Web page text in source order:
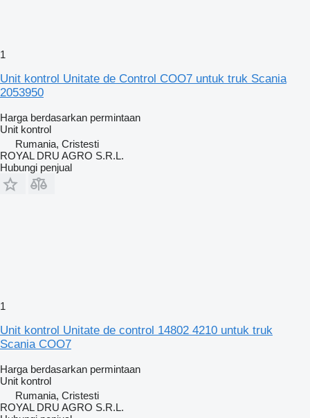
1
Unit kontrol Unitate de Control COO7 untuk truk Scania
2053950
Harga berdasarkan permintaan
Unit kontrol
Rumania, Cristesti
ROYAL DRU AGRO S.R.L.
Hubungi penjual
1
Unit kontrol Unitate de control 14802 4210 untuk truk
Scania COO7
Harga berdasarkan permintaan
Unit kontrol
Rumania, Cristesti
ROYAL DRU AGRO S.R.L.